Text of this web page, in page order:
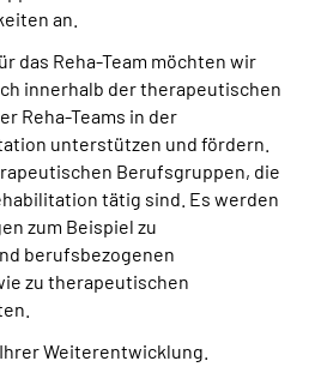
an.
das Reha-Team möchten wir
innerhalb der therapeutischen
Reha-Teams in der
unterstützen und fördern.
Berufsgruppen, die
tätig sind. Es werden
zum Beispiel zu
berufsbezogenen
zu therapeutischen
Weiterentwicklung.